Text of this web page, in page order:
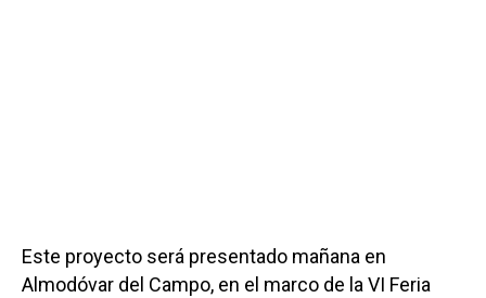
Este proyecto será presentado mañana en
Almodóvar del Campo, en el marco de la VI Feria